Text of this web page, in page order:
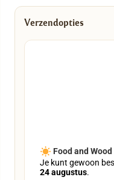
Verzendopties
Food and
Je kunt gewoon
24 augustus.